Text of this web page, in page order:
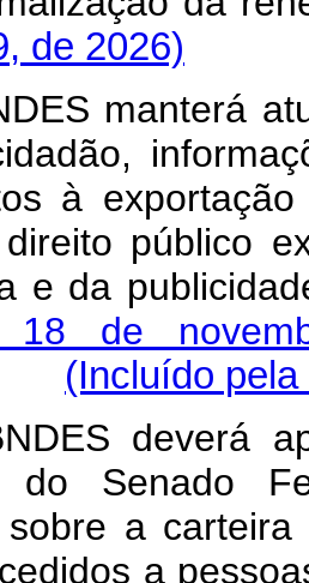
de 2026)
manterá
à
público
e da
18 de
(Incluído pela
deverá
do Senado
sobre a
a